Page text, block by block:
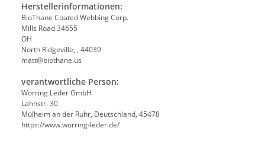
Herstellerinformationen:
BioThane Coated Webbing Corp.
Mills Road 34655
OH
North Ridgeville, , 44039
matt@biothane.us
verantwortliche Person:
Worring Leder GmbH
Lahnstr. 30
Mülheim an der Ruhr, Deutschland, 45478
https://www.worring-leder.de/